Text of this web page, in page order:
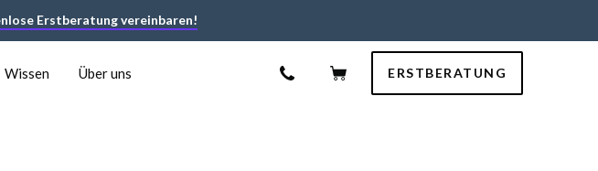
Wissen Über uns ERSTBERATUNG
Erstberatung vereinbaren!